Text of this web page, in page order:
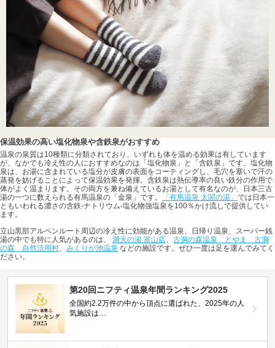
保温効果の高い塩化物泉や含鉄泉がおすすめ
温泉の泉質は10種類に分類されており、いずれも体を温める効果は有しています
が、なかでも冷え性の人におすすめなのは「塩化物泉」と「含鉄泉」です。塩化物
泉は、お湯に含まれている塩分が皮膚の表面をコーティングし、毛穴を塞いで汗の
蒸発を妨げることによって保温効果を発揮。含鉄泉は熱伝導率の良い鉄分の作用で
体がよく温まります。その両方を兼ね備えているお湯として有名なのが、日本三古
湯の一つに数えられる有馬温泉の「金泉」です。
「有馬温泉 太閤の湯」 では日本一
ともいわれる濃さの含鉄-ナトリウム-塩化物強塩泉を100％かけ流しで提供してい
ます。
立山黒部アルペンルート周辺の冷え性に効能がある温泉、日帰り温泉、スーパー銭
湯の中でも特に人気があるのは、 満天の湯 富山店、 古洞の森温泉 とやま 古洞
の森 自然活用村、 みくりが池温泉 などの施設です。ぜひ一度は足を運んでみてく
ださい。
第20回ニフティ温泉年間ランキング2025
全国約2.2万件の中から頂点に選ばれた、2025年の人
気施設は…